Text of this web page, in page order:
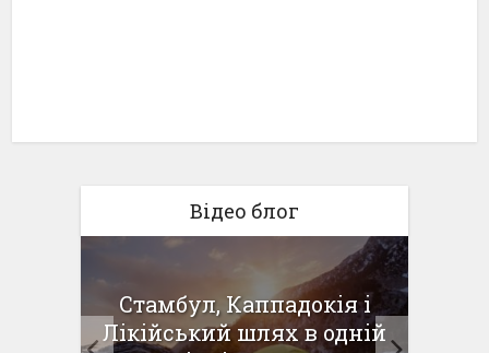
Відео блог
Стамбул, Каппадокія і
Лікійський шлях в одній